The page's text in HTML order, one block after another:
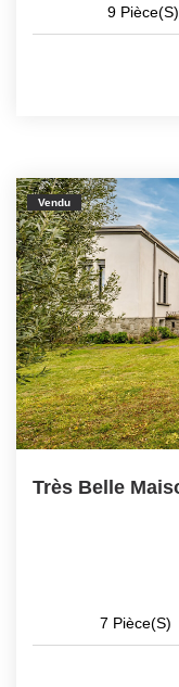
9 Pièce(s)
Vendu
7 Pièce(s)